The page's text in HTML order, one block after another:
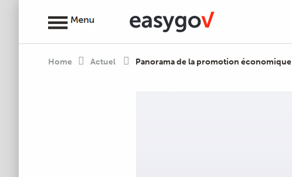
Home Actuel Panorama de la promotion économique